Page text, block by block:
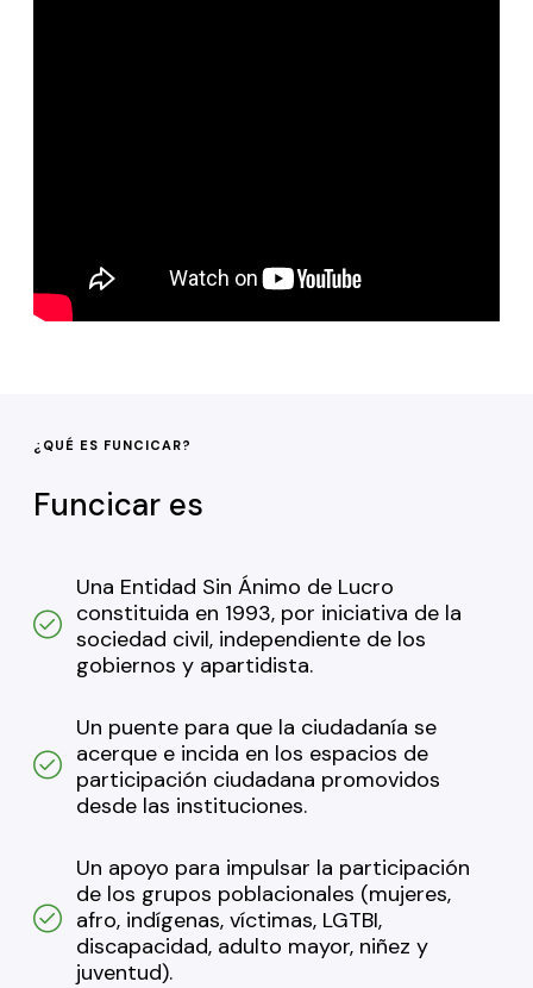
¿QUÉ ES FUNCICAR?
Funcicar es
Una Entidad Sin Ánimo de Lucro
constituida en 1993, por iniciativa de la
sociedad civil, independiente de los
gobiernos y apartidista.
Un puente para que la ciudadanía se
acerque e incida en los espacios de
participación ciudadana promovidos
desde las instituciones.
Un apoyo para impulsar la participación
de los grupos poblacionales (mujeres,
afro, indígenas, víctimas, LGTBI,
discapacidad, adulto mayor, niñez y
juventud).